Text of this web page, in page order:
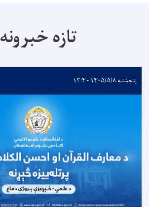
تازه خبرونه
پنجشنبه ۱۴۰۵/۵/۸ - ۱۳:۴